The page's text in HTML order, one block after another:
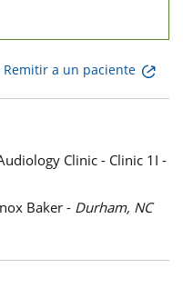
Remitir a un paciente
Clinic - Clinic 1I -
Baker - Durham, NC